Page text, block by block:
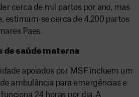
cerca de mil partos por ano, mas
estimam-se cerca de 4.200 partos
Paes.
de saúde materna
apoiados por MSF incluem um
ambulância para emergências e
24 horas por dia. A